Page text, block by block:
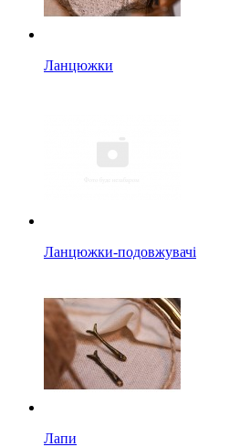
Ланцюжки
Ланцюжки-подовжувачі
Лапи